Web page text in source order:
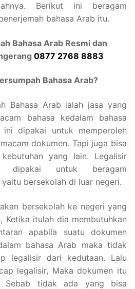
Berikut ini beragam
bahasa Arab itu.
Bahasa Arab Resmi dan
0877 2768 8883
Bahasa Arab?
Bahasa Arab ialah jasa yang
bahasa kedalam bahasa
ini dipakai untuk memperoleh
dokumen. Tapi juga bisa
yang lain. Legalisir
dipakai untuk beragam
bersekolah di luar negeri.
bersekolah ke negeri yang
Ketika itulah dia membutuhkan
apabila suatu dokumen
bahasa Arab maka tidak
legalisir dari kedutaan. Lalu
legalisir, Maka dokumen itu
Sebab tidak ada yang bisa